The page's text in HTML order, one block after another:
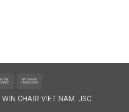
Cash
Delivery
WIN CHAIR VIET NAM. JSC